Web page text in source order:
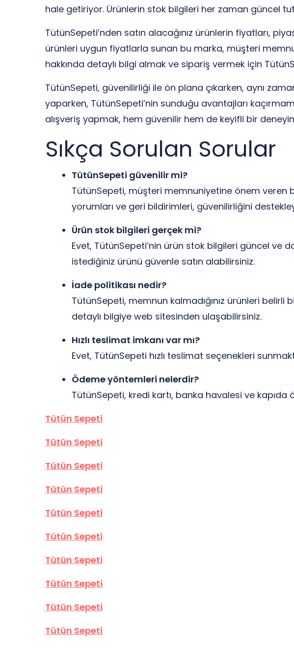
hale getiriyor. Ürünlerin stok bilgileri her zaman güncel
TütünSepeti’nden satın alacağınız ürünlerin fiyatları,
ürünleri uygun fiyatlarla sunan bu marka, müşteri
hakkında detaylı bilgi almak ve sipariş vermek için
TütünSepeti, güvenilirliği ile ön plana çıkarken, aynı
yaparken, TütünSepeti’nin sunduğu avantajları
alışveriş yapmak, hem güvenilir hem de keyifli bir
Sıkça Sorulan Sorular
TütünSepeti güvenilir mi?
TütünSepeti, müşteri memnuniyetine önem veren
yorumları ve geri bildirimleri, güvenilirliğini
Ürün stok bilgileri gerçek mi?
Evet, TütünSepeti’nin ürün stok bilgileri güncel ve
istediğiniz ürünü güvenle satın alabilirsiniz.
İade politikası nedir?
TütünSepeti, memnun kalmadığınız ürünleri
detaylı bilgiye web sitesinden ulaşabilirsiniz.
Hızlı teslimat imkanı var mı?
Evet, TütünSepeti hızlı teslimat seçenekleri
Ödeme yöntemleri nelerdir?
TütünSepeti, kredi kartı, banka havalesi ve
Tütün Sepeti
Tütün Sepeti
Tütün Sepeti
Tütün Sepeti
Tütün Sepeti
Tütün Sepeti
Tütün Sepeti
Tütün Sepeti
Tütün Sepeti
Tütün Sepeti